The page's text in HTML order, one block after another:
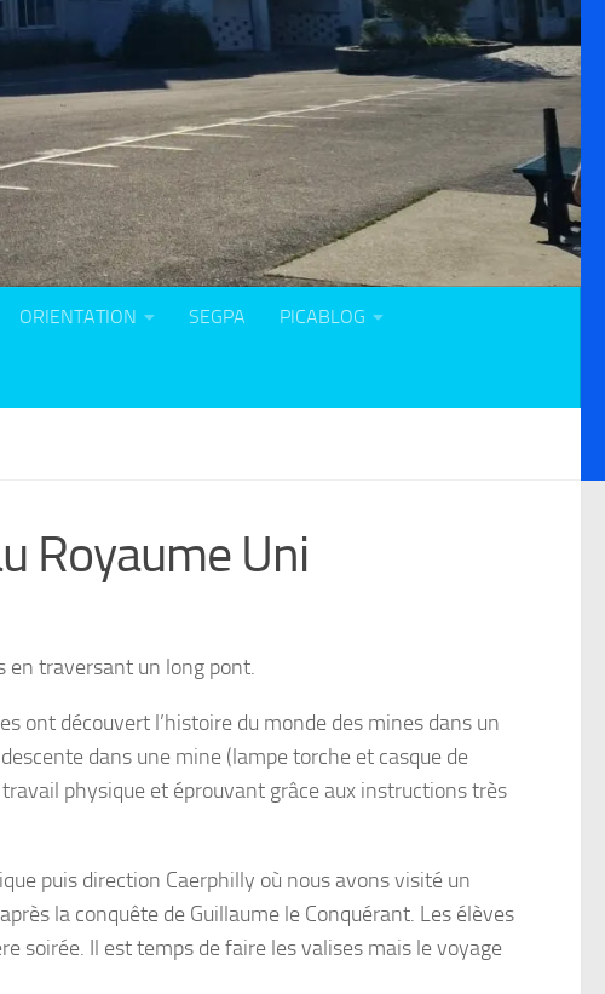
ORIENTATION SEGPA PICABLOG
Royaume Uni
en traversant un long pont.
ont découvert l’histoire du monde des mines dans un
dans une mine (lampe torche et casque de
physique et éprouvant grâce aux instructions très
puis direction Caerphilly où nous avons visité un
la conquête de Guillaume le Conquérant. Les élèves
soirée. Il est temps de faire les valises mais le voyage